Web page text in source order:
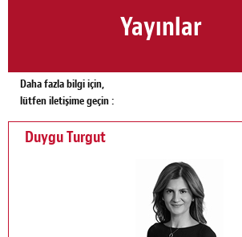
Yayınlar
Daha fazla bilgi için,
lütfen iletişime geçin :
Duygu Turgut